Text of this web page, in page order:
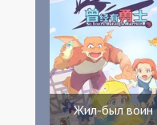
Жил-был воин